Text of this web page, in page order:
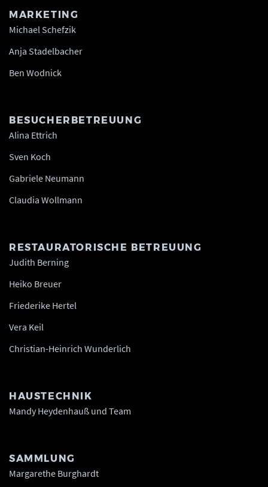
MARKETING
Michael Schefzik
Anja Stadelbacher
Ben Wodnick
BESUCHERBETREUUNG
Alina Ettrich
Sven Koch
Gabriele Neumann
Claudia Wollmann
RESTAURATORISCHE BETREUUNG
Judith Berning
Heiko Breuer
Friederike Hertel
Vera Keil
Christian-Heinrich Wunderlich
HAUSTECHNIK
Mandy Heydenhauß und Team
SAMMLUNG
Margarethe Burghardt